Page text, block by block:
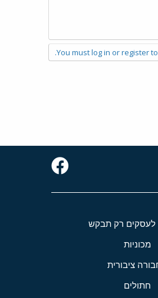
You must log in or register
לעסקים רק תבקש
מכוניות
ציבורית
חתולים